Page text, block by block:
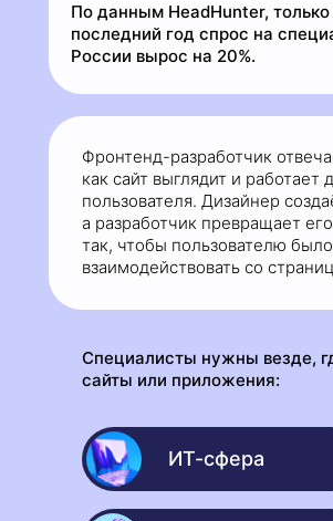
По данным HeadHunter, только
последний год спрос на
России вырос на 20%.
Фронтенд-разработчик
как сайт выглядит и работает
пользователя. Дизайнер
а разработчик превращает
так, чтобы пользователю
взаимодействовать со
IT-сфера
Специалисты нужны везде,
сайты или приложения:
ИТ-сфера